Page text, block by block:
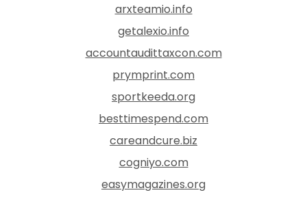
arxteamio.info
getalexio.info
accountaudittaxcon.com
prymprint.com
sportkeeda.org
besttimespend.com
careandcure.biz
cogniyo.com
easymagazines.org